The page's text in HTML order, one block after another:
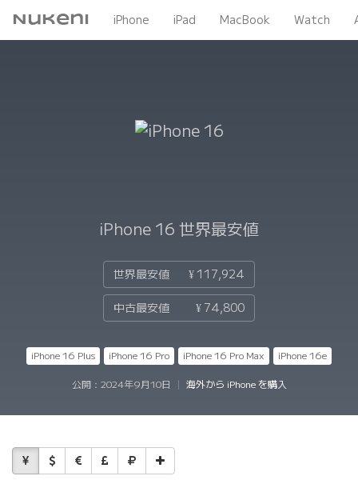
Nukeni iPhone iPad MacBook Watch
iPhone 16 世界最安値
世界最安値 ¥ 117,924
中古最安値 ¥ 74,800
iPhone 16 Plus iPhone 16 Pro iPhone 16 Pro Max iPhone 16e
公開： 2024年9月10日 海外から iPhone を購入